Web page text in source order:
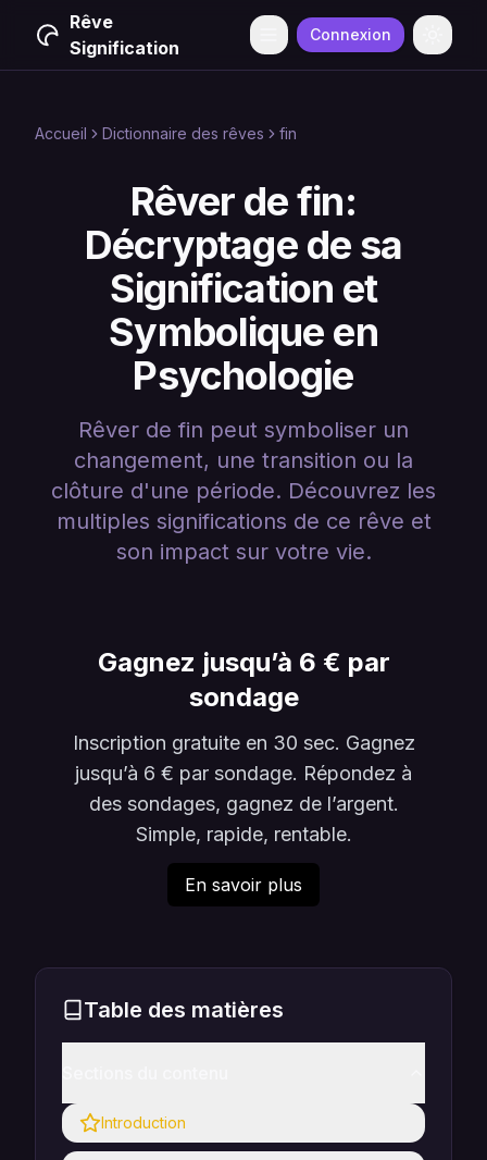
Rêve
Signification
Menu Connexion
Accueil Dictionnaire des rêves fin
Rêver de fin:
Décryptage de sa
Signification et
Symbolique en
Psychologie
Rêver de fin peut symboliser un
changement, une transition ou la
clôture d'une période. Découvrez les
multiples significations de ce rêve et
son impact sur votre vie.
Gagnez jusqu’à 6 € par
sondage
Inscription gratuite en 30 sec. Gagnez
jusqu’à 6 € par sondage. Répondez à
des sondages, gagnez de l’argent.
Simple, rapide, rentable.
En savoir plus
Table des matières
Introduction